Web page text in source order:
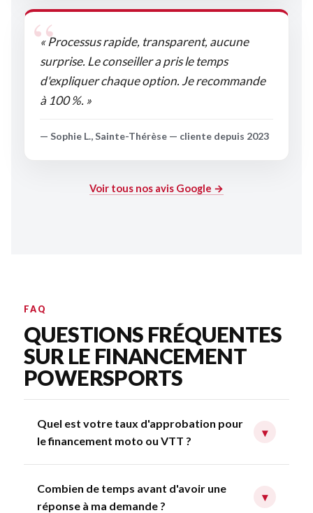
« Processus rapide, transparent, aucune
surprise. Le conseiller a pris le temps
d'expliquer chaque option. Je recommande
à 100 %. »
— Sophie L., Sainte-Thérèse — cliente depuis 2023
Voir tous nos avis Google →
FAQ
QUESTIONS FRÉQUENTES
SUR LE FINANCEMENT
POWERSPORTS
Quel est votre taux d'approbation pour
le financement moto ou VTT ?
▾
Combien de temps avant d'avoir une
réponse à ma demande ?
▾